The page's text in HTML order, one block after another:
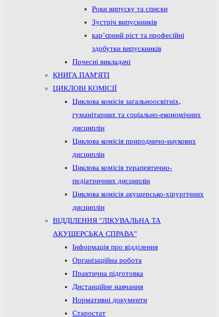
Роки випуску та списки
Зустріч випускників
кар’єрний ріст та професійні
здобутки випускників
Почесні викладачі
КНИГА ПАМ'ЯТІ
ЦИКЛОВІ КОМІСІЇ
Циклова комісія загальноосвітніх,
гуманітарних та соціально-економічних
дисциплін
Циклова комісія природничо-наукових
дисциплін
Циклова комісія терапевтично-
педіатричних дисциплін
Циклова комісія акушерсько-хірургічних
дисциплін
ВІДДІЛЕННЯ "ЛІКУВАЛЬНА ТА
АКУШЕРСЬКА СПРАВА"
Інформація про відділення
Організаційна робота
Практична підготовка
Дистанційне навчання
Нормативні документи
Старостат